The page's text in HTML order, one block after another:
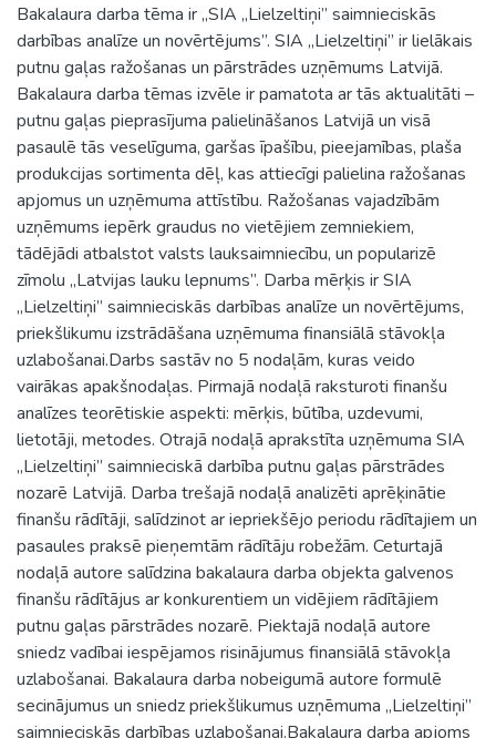
Bakalaura darba tēma ir „SIA „Lielzeltiņi” saimnieciskās
darbības analīze un novērtējums”. SIA „Lielzeltiņi” ir lielākais
putnu gaļas ražošanas un pārstrādes uzņēmums Latvijā.
Bakalaura darba tēmas izvēle ir pamatota ar tās aktualitāti –
putnu gaļas pieprasījuma palielināšanos Latvijā un visā
pasaulē tās veselīguma, garšas īpašību, pieejamības, plaša
produkcijas sortimenta dēļ, kas attiecīgi palielina ražošanas
apjomus un uzņēmuma attīstību. Ražošanas vajadzībām
uzņēmums iepērk graudus no vietējiem zemniekiem,
tādējādi atbalstot valsts lauksaimniecību, un popularizē
zīmolu „Latvijas lauku lepnums”. Darba mērķis ir SIA
„Lielzeltiņi” saimnieciskās darbības analīze un novērtējums,
priekšlikumu izstrādāšana uzņēmuma finansiālā stāvokļa
uzlabošanai.Darbs sastāv no 5 nodaļām, kuras veido
vairākas apakšnodaļas. Pirmajā nodaļā raksturoti finanšu
analīzes teorētiskie aspekti: mērķis, būtība, uzdevumi,
lietotāji, metodes. Otrajā nodaļā aprakstīta uzņēmuma SIA
„Lielzeltiņi” saimnieciskā darbība putnu gaļas pārstrādes
nozarē Latvijā. Darba trešajā nodaļā analizēti aprēķinātie
finanšu rādītāji, salīdzinot ar iepriekšējo periodu rādītajiem un
pasaules praksē pieņemtām rādītāju robežām. Ceturtajā
nodaļā autore salīdzina bakalaura darba objekta galvenos
finanšu rādītājus ar konkurentiem un vidējiem rādītājiem
putnu gaļas pārstrādes nozarē. Piektajā nodaļā autore
sniedz vadībai iespējamos risinājumus finansiālā stāvokļa
uzlabošanai. Bakalaura darba nobeigumā autore formulē
secinājumus un sniedz priekšlikumus uzņēmuma „Lielzeltiņi”
saimnieciskās darbības uzlabošanai.Bakalaura darba apjoms